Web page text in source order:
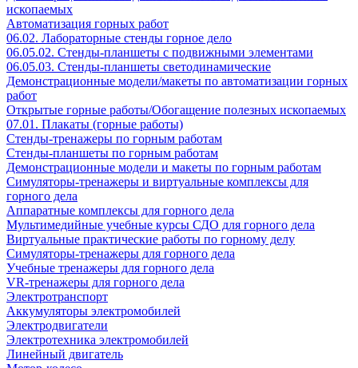
ископаемых
Автоматизация горных работ
06.02. Лабораторные стенды горное дело
06.05.02. Стенды-планшеты с подвижными элементами
06.05.03. Стенды-планшеты светодинамические
Демонстрационные модели/макеты по автоматизации горных
работ
Открытые горные работы/Обогащение полезных ископаемых
07.01. Плакаты (горные работы)
Стенды-тренажеры по горным работам
Стенды-планшеты по горным работам
Демонстрационные модели и макеты по горным работам
Симуляторы-тренажеры и виртуальные комплексы для
горного дела
Аппаратные комплексы для горного дела
Мультимедийные учебные курсы СДО для горного дела
Виртуальные практические работы по горному делу
Симуляторы-тренажеры для горного дела
Учебные тренажеры для горного дела
VR-тренажеры для горного дела
Электротранспорт
Аккумуляторы электромобилей
Электродвигатели
Электротехника электромобилей
Линейный двигатель